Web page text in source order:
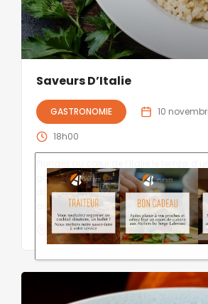
Saveurs D’Italie
GASTRONOMIE 10
18h00
gourmand : risotto, polenta, parfums
dans l’assiette… Une ode à la dolce
autour des essentiels de la cuisine
Genève Suisse 160CH